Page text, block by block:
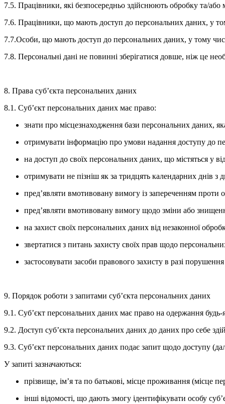
7.5. Працівники, які безпосередньо здійснюють обробку та/
7.6. Працівники, що мають доступ до персональних даних, у
7.7.Особи, що мають доступ до персональних даних, у тому
7.8. Персональні дані не повинні зберігатися довше, ніж це
8. Права суб’єкта персональних даних
8.1. Суб’єкт персональних даних має право:
знати про місцезнаходження бази персональних даних,
отримувати інформацію про умови надання доступу до
на доступ до своїх персональних даних, що містяться у
отримувати не пізніш як за тридцять календарних днів з
пред’являти вмотивовану вимогу із запереченням
пред’являти вмотивовану вимогу щодо зміни або
на захист своїх персональних даних від незаконної
звертатися з питань захисту своїх прав щодо
застосовувати засоби правового захисту в разі
9. Порядок роботи з запитами суб’єкта персональних даних
9.1. Суб’єкт персональних даних має право на одержання будь-
9.2. Доступ суб’єкта персональних даних до даних про себе
9.3. Суб’єкт персональних даних подає запит щодо доступу
У запиті зазначаються:
прізвище, ім’я та по батькові, місце проживання (місце
інші відомості, що дають змогу ідентифікувати особу